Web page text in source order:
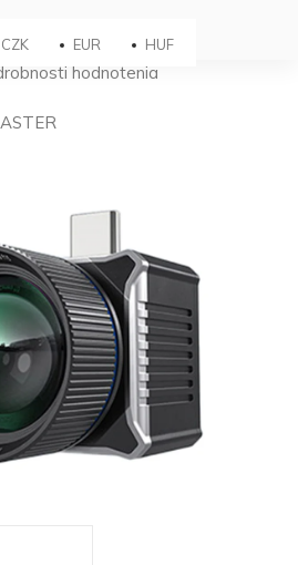
CZK EUR HUF
hodnotenia